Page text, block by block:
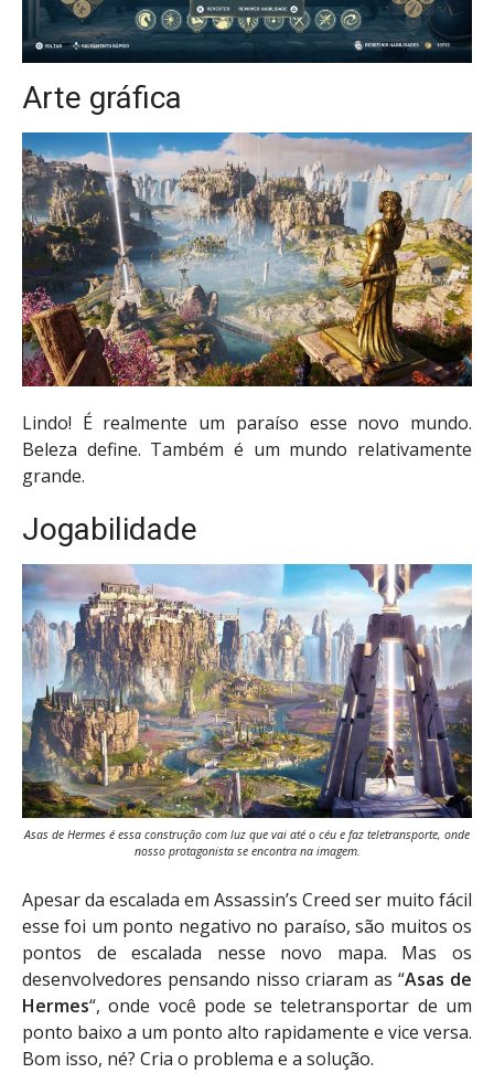
Arte gráfica
Lindo! É realmente um paraíso esse novo mundo.
Beleza define. Também é um mundo relativamente
grande.
Jogabilidade
Asas de Hermes é essa construção com luz que vai até o céu e faz teletransporte, onde
nosso protagonista se encontra na imagem.
Apesar da escalada em Assassin’s Creed ser muito fácil
esse foi um ponto negativo no paraíso, são muitos os
pontos de escalada nesse novo mapa. Mas os
desenvolvedores pensando nisso criaram as “Asas de
Hermes“, onde você pode se teletransportar de um
ponto baixo a um ponto alto rapidamente e vice versa.
Bom isso, né? Cria o problema e a solução.